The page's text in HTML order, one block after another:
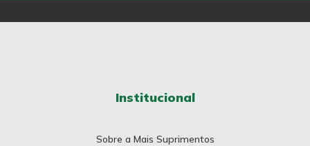
Institucional
Sobre a Mais Suprimentos